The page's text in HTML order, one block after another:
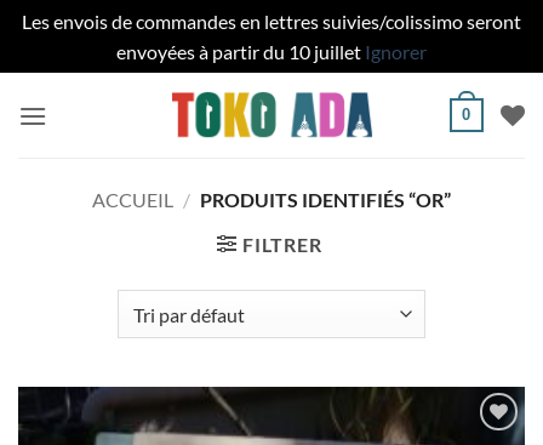
Les envois de commandes en lettres suivies/colissimo seront
envoyées à partir du 10 juillet Ignorer
0
ACCUEIL / PRODUITS IDENTIFIÉS “OR”
FILTRER